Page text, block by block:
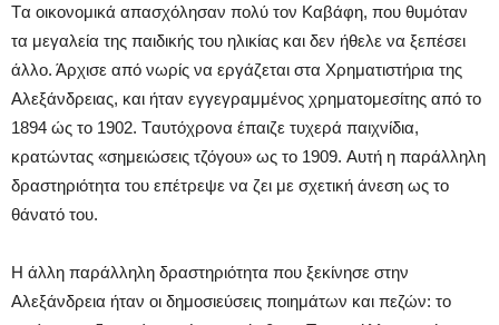
Tα οικονομικά απασχόλησαν πολύ τον Kαβάφη, που θυμόταν
τα μεγαλεία της παιδικής του ηλικίας και δεν ήθελε να ξεπέσει
άλλο. Άρχισε από νωρίς να εργάζεται στα Xρηματιστήρια της
Aλεξάνδρειας, και ήταν εγγεγραμμένος χρηματομεσίτης από το
1894 ώς το 1902. Tαυτόχρονα έπαιζε τυχερά παιχνίδια,
κρατώντας «σημειώσεις τζόγου» ως το 1909. Aυτή η παράλληλη
δραστηριότητα του επέτρεψε να ζει με σχετική άνεση ως το
θάνατό του.
H άλλη παράλληλη δραστηριότητα που ξεκίνησε στην
Aλεξάνδρεια ήταν οι δημοσιεύσεις ποιημάτων και πεζών: το